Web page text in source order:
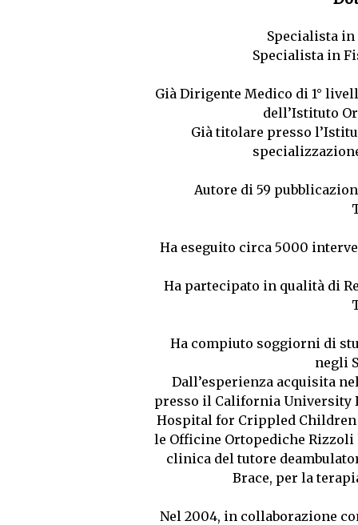
Specialista
Specialista in
Già Dirigente Medico di 1°
dell’Istituto
Già titolare presso
Autore di 59
Ha eseguito circa 5000
Ha partecipato in qualità di
Ha compiuto soggiorni di
negli
Dall’esperienza acquisita
presso il California University
Hospital for Crippled Children
le Officine Ortopediche Rizzoli
clinica del tutore
Brace, per la
Nel 2004, in collaborazione